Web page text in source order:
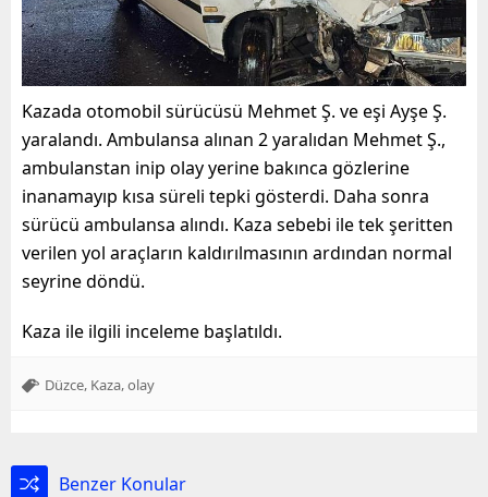
Kazada otomobil sürücüsü Mehmet Ş. ve eşi Ayşe Ş.
yaralandı. Ambulansa alınan 2 yaralıdan Mehmet Ş.,
ambulanstan inip olay yerine bakınca gözlerine
inanamayıp kısa süreli tepki gösterdi. Daha sonra
sürücü ambulansa alındı. Kaza sebebi ile tek şeritten
verilen yol araçların kaldırılmasının ardından normal
seyrine döndü.
Kaza ile ilgili inceleme başlatıldı.
Düzce, Kaza,olay
Benzer Konular